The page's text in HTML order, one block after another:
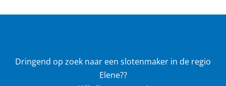
Dringend op zoek naar een slotenmaker in de regio
Elene??